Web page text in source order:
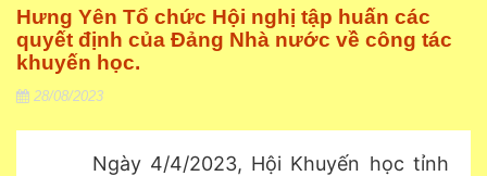
Hưng Yên Tổ chức Hội nghị tập huấn các
quyết định của Đảng Nhà nước về công tác
khuyến học.
28/08/2023
Ngày 4/4/2023, Hội Khuyến học tỉnh